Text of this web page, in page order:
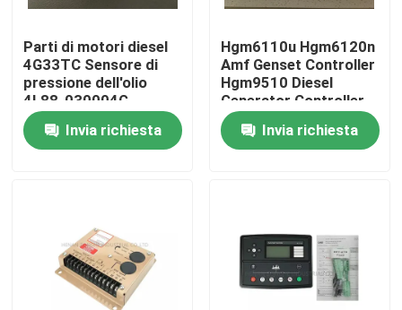
Controllo di qualità
Contattici
Richieda una citazione
Escavatore Spare Part
Parti di motori diesel
4G33TC Sensore di
pressione dell'olio
4L88-030004G
Invia richiesta
Hgm6110u Hgm6120n
Amf Genset Controller
Hgm9510 Diesel
Generator Controller
Invia richiesta